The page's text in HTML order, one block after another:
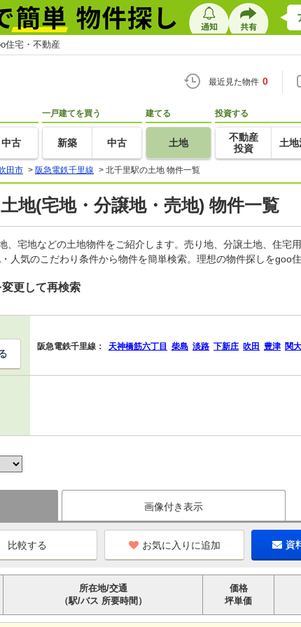
住宅・不動産
最近見た物件 0
中古
一戸建てを買う
新築 中古
建てる
土地
投資する
不動産
投資
土地
田市 > 阪急電鉄千里線 > 北千里駅の土地 物件一覧
地(宅地・分譲地・売地) 物件一覧
、宅地などの土地物件をご紹介します。売り地、分譲土地、住宅
人気のこだわり条件から物件を簡単検索。理想の物件探しをgoo
更して再検索
阪急電鉄千里線： 天神橋筋六丁目 柴島 淡路 下新庄 吹田 豊津 関
画像付き表示
お気に入りに追加 資
所在地/交通
（駅/バス 所要時間）
価格
坪単価